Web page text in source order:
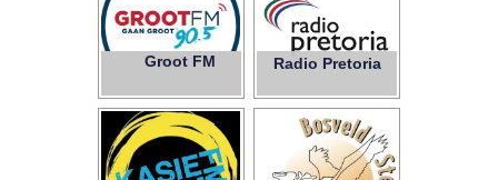
Groot FM
90.5 Radio Pretoria